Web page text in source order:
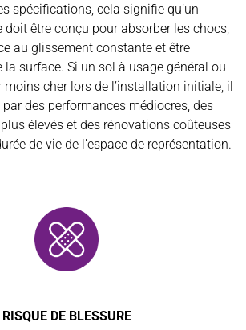
spécifications, cela signifie qu’un
doit être conçu pour absorber les chocs,
au glissement constante et être
surface. Si un sol à usage général ou
cher lors de l’installation initiale, il
des performances médiocres, des
élevés et des rénovations coûteuses
de vie de l’espace de représentation.
RISQUE DE BLESSURE